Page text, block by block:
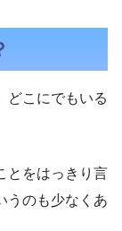
どこにでもいる
とをはっきり言
うのも少なくあ